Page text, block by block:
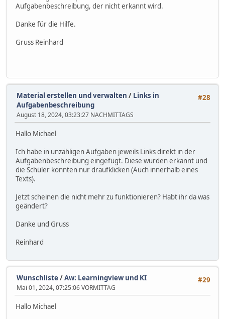
Aufgabenbeschreibung, der nicht erkannt wird.
Danke für die Hilfe.
Gruss Reinhard
#28
Material erstellen und verwalten / Links in
Aufgabenbeschreibung
August 18, 2024, 03:23:27 NACHMITTAGS
Hallo Michael
Ich habe in unzähligen Aufgaben jeweils Links direkt in der
Aufgabenbeschreibung eingefügt. Diese wurden erkannt und
die Schüler konnten nur draufklicken (Auch innerhalb eines
Texts).
Jetzt scheinen die nicht mehr zu funktionieren? Habt ihr da was
geändert?
Danke und Gruss
Reinhard
#29
Wunschliste/Aw: Learningview und KI
Mai 01, 2024, 07:25:06 VORMITTAG
Hallo Michael